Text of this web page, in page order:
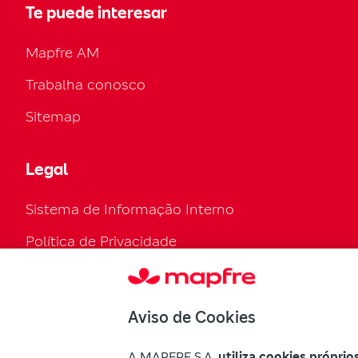
Te puede interesar
Mapfre AM
Trabalha conosco
Sitemap
Legal
Sistema de Informação Interno
Política de Privacidade
Política de cookies
Aviso de Cookies